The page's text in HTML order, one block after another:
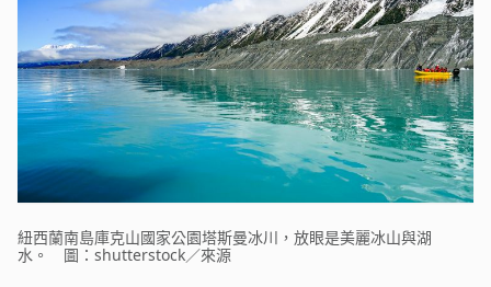
紐西蘭南島庫克山國家公園塔斯曼冰川，放眼是美麗冰山與湖
水。 圖：shutterstock／來源